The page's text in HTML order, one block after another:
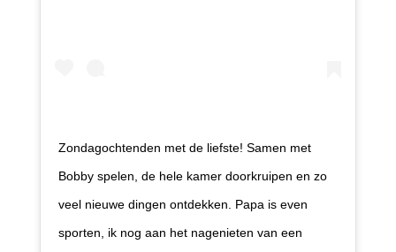
Zondagochtenden met de liefste! Samen met
Bobby spelen, de hele kamer doorkruipen en zo
veel nieuwe dingen ontdekken. Papa is even
sporten, ik nog aan het nagenieten van een